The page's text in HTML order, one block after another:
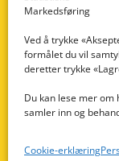
Markedsføring
Ved å trykke
formålet du vil
deretter trykke
Du kan lese mer
samler inn og
Cookie-erklæring